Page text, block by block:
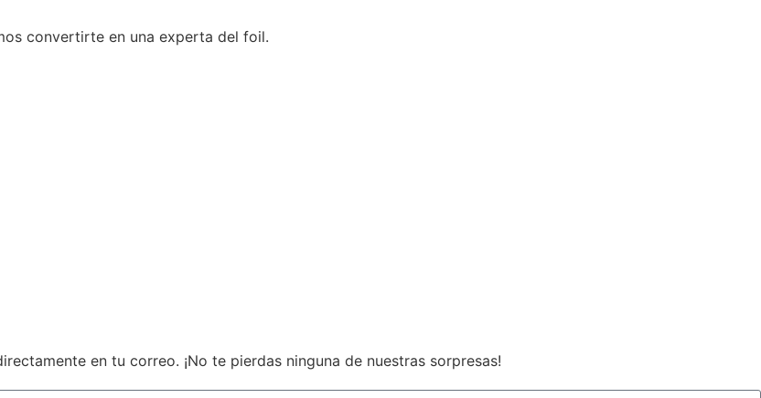
convertirte en una experta del foil.
en tu correo. ¡No te pierdas ninguna de nuestras sorpresas!